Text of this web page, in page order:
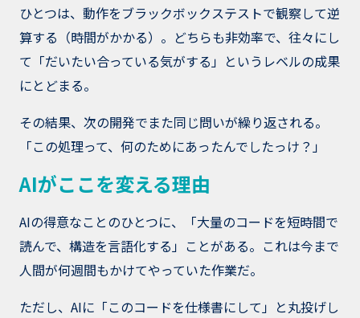
ひとつは、動作をブラックボックステストで観察して逆
算する（時間がかかる）。どちらも非効率で、往々にし
て「だいたい合っている気がする」というレベルの成果
にとどまる。
その結果、次の開発でまた同じ問いが繰り返される。
「この処理って、何のためにあったんでしたっけ？」
AIがここを変える理由
AIの得意なことのひとつに、「大量のコードを短時間で
読んで、構造を言語化する」ことがある。これは今まで
人間が何週間もかけてやっていた作業だ。
ただし、AIに「このコードを仕様書にして」と丸投げし